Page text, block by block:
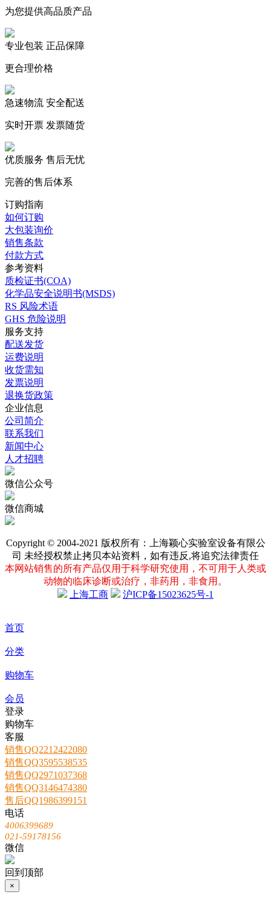
为您提供高品质产品
专业包装 正品保障
更合理价格
急速物流 安全配送
实时开票 发票随货
优质服务 售后无忧
完善的售后体系
订购指南
如何订购
大包装询价
销售条款
付款方式
参考资料
质检证书(COA)
化学品安全说明书(MSDS)
RS 风险术语
GHS 危险说明
服务支持
配送发货
运费说明
收货需知
发票说明
退换货政策
企业信息
公司简介
联系我们
新闻中心
人才招聘
微信公众号
微信商城
Copyright © 2004-2021 版权所有：上海颖心实验室设备有限公
司 未经授权禁止拷贝本站资料，如有违反,将追究法律责任
本网站销售的所有产品仅用于科学研究使用，不可用于人类或
动物的临床诊断或治疗，非药用，非食用。
上海工商
沪ICP备15023625号-1
首页
分类
购物车
会员
登录
购物车
客服
销售QQ2212422080
销售QQ3595538535
销售QQ2971037368
销售QQ3146474380
售后QQ1986399151
电话
4006399689
021-59178156
微信
回到顶部
×